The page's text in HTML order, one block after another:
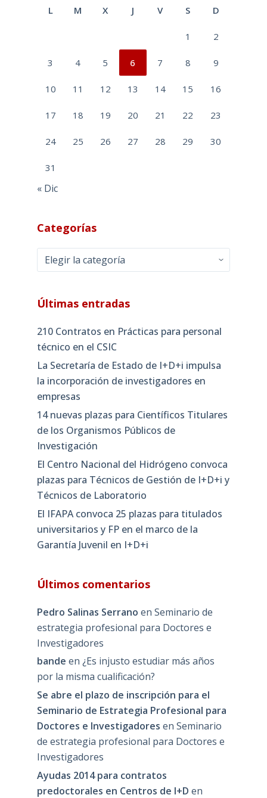
L M X J V S D
1 2
3 4 5 6 7 8 9
10 11 12 13 14 15 16
17 18 19 20 21 22 23
24 25 26 27 28 29 30
31
« Dic
Categorías
Categorías
Últimas entradas
210 Contratos en Prácticas para personal
técnico en el CSIC
La Secretaría de Estado de I+D+i impulsa
la incorporación de investigadores en
empresas
14 nuevas plazas para Científicos Titulares
de los Organismos Públicos de
Investigación
El Centro Nacional del Hidrógeno convoca
plazas para Técnicos de Gestión de I+D+i y
Técnicos de Laboratorio
El IFAPA convoca 25 plazas para titulados
universitarios y FP en el marco de la
Garantía Juvenil en I+D+i
Últimos comentarios
Pedro Salinas Serrano en Seminario de
estrategia profesional para Doctores e
Investigadores
bande en ¿Es injusto estudiar más años
por la misma cualificación?
Se abre el plazo de inscripción para el
Seminario de Estrategia Profesional para
Doctores e Investigadores en Seminario
de estrategia profesional para Doctores e
Investigadores
Ayudas 2014 para contratos
predoctorales en Centros de I+D en